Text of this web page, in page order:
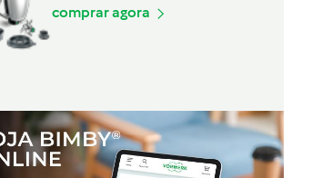
comprar agora